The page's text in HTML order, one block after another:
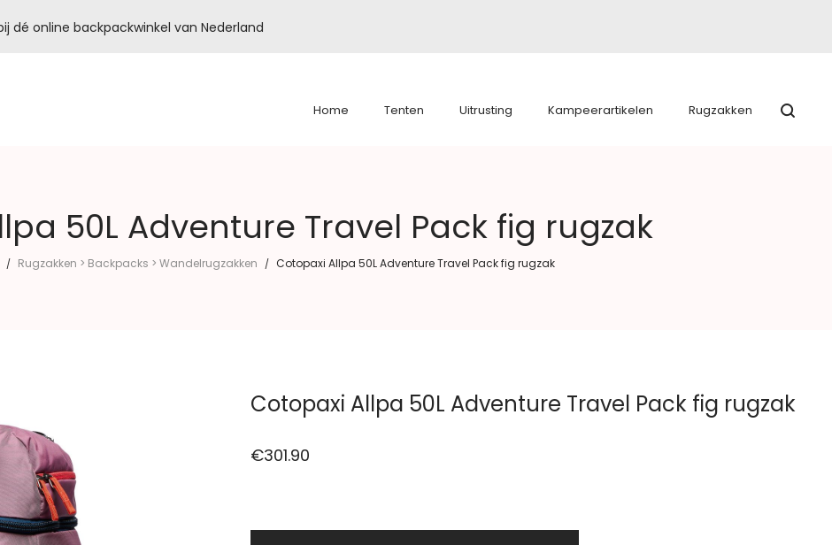
dé online backpackwinkel van Nederland
Home Tenten Uitrusting Kampeerartikelen Rugzakken
50L Adventure Travel Pack fig rugzak
/ Rugzakken > Backpacks > Wandelrugzakken / Cotopaxi Allpa 50L Adventure Travel Pack fig rugzak
Cotopaxi Allpa 50L Adventure Travel Pack fig rugzak
€301.90